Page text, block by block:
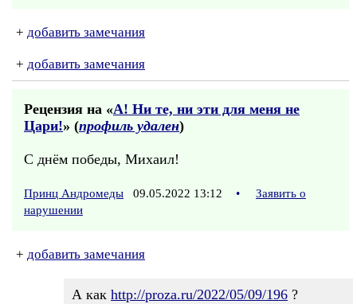
+ добавить замечания
+ добавить замечания
Рецензия на «А! Ни те, ни эти для меня не
Цари!» (профиль удален)
С днём победы, Михаил!
Принц Андромеды 09.05.2022 13:12 •
Заявить о
нарушении
+ добавить замечания
А как http://proza.ru/2022/05/09/196 ?